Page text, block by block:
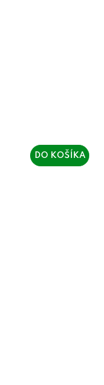
DO KOŠÍKA